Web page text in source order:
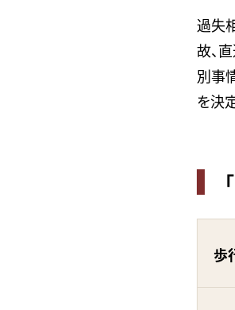
過失
故、
別事
を決
歩